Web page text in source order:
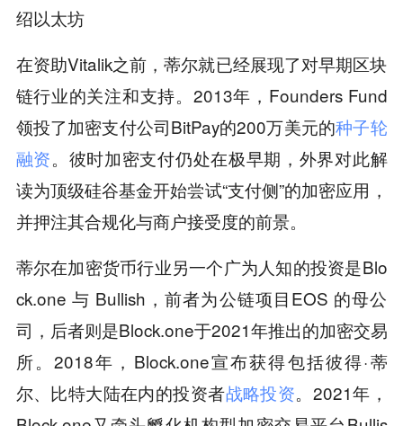
绍以太坊
在资助Vitalik之前，蒂尔就已经展现了对早期区块
链行业的关注和支持。2013年，Founders Fund
领投了加密支付公司BitPay的200万美元的种子轮
融资。彼时加密支付仍处在极早期，外界对此解
读为顶级硅谷基金开始尝试“支付侧”的加密应用，
并押注其合规化与商户接受度的前景。
蒂尔在加密货币行业另一个广为人知的投资是Blo
ck.one 与 Bullish，前者为公链项目EOS 的母公
司，后者则是Block.one于2021年推出的加密交易
所。2018年，Block.one宣布获得包括彼得·蒂
尔、比特大陆在内的投资者战略投资。2021年，